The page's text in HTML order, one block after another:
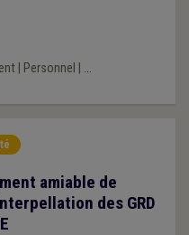
| Personnel ...
amiable de
des GRD